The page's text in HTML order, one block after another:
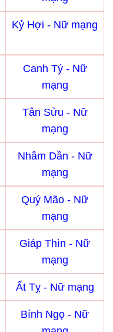
Kỷ Hợi - Nữ mạng
Canh Tý - Nữ
mạng
Tân Sửu - Nữ
mạng
Nhâm Dần - Nữ
mạng
Quý Mão - Nữ
mạng
Giáp Thìn - Nữ
mạng
Ất Tỵ - Nữ mạng
Bính Ngọ - Nữ